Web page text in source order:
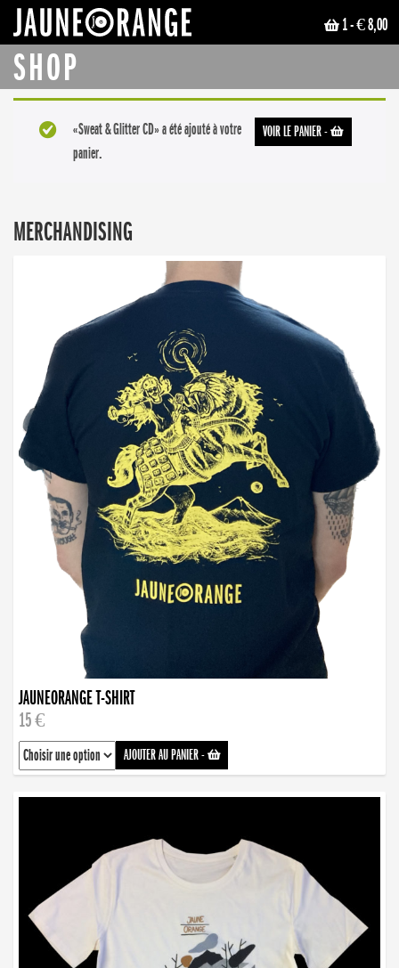
1- € 8,00
SHOP
VOIR LE PANIER-
«Sweat & Glitter CD» a été ajouté à votre
panier.
MERCHANDISING
JAUNEORANGE T-SHIRT
15 €
AJOUTER AU PANIER-